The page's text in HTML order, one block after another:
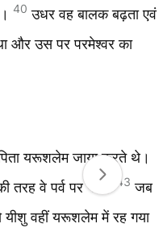
40 उधर वह बालक बढ़ता एवं
और उस पर परमेश्वर का
यरूशलेम जाया करते थे।
तरह वे पर्व पर गये। 43 जब
यीशु वहीं यरूशलेम में रह गया